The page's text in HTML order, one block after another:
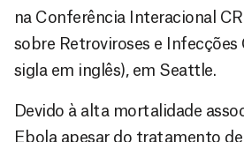
na Conferência Interacional
sobre Retroviroses e
sigla em inglês), em Seattle.
Devido à alta mortalidade
Ebola apesar do tratamento